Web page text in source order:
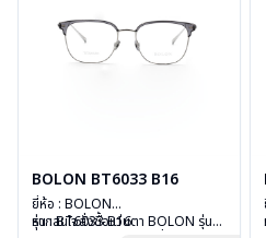
BOLON BT6033 B16
ยี่ห้อ : BOLON
รุ่น : BT6033 B16
หากสนใจสั่งชื้อแว่นตา BOLON รุ่น